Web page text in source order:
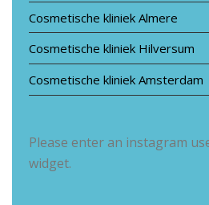
Cosmetische kliniek Almere
Cosmetische kliniek Hilversum
Cosmetische kliniek Amsterdam
Please enter an instagram
widget.